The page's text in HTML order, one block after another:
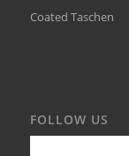
Coated Taschen
FOLLOW US